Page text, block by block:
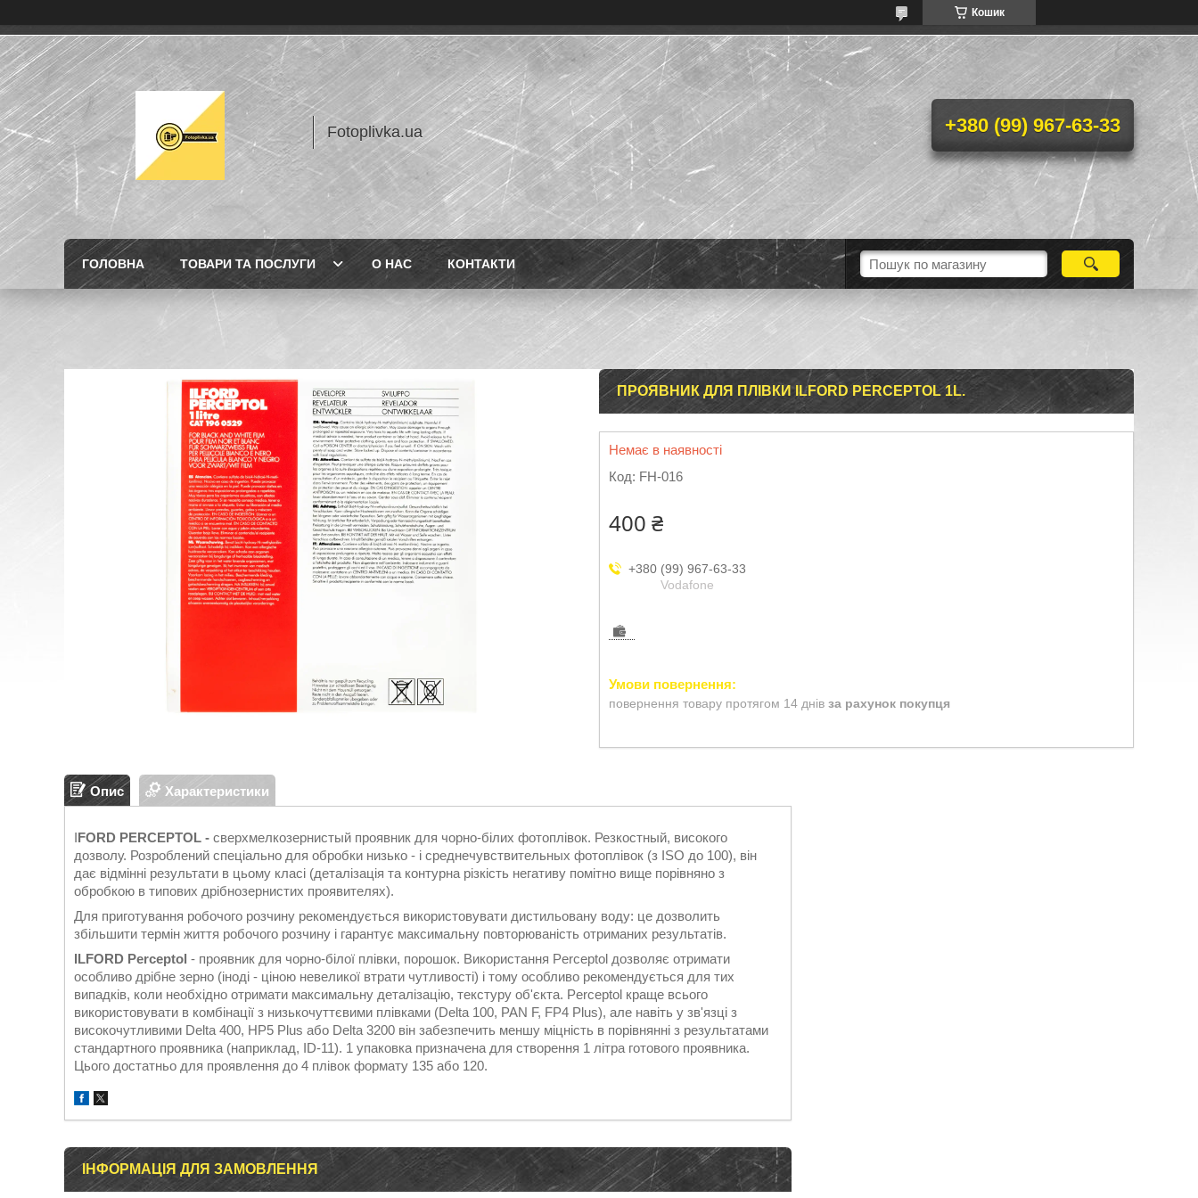
Кошик
Fotoplivka.ua +380 (99) 967-63-33
ГОЛОВНА ТОВАРИ ТА ПОСЛУГИ О НАС КОНТАКТИ
ПРОЯВНИК ДЛЯ ПЛІВКИ ILFORD PERCEPTOL 1L.
Немає в наявності
Код: FH-016
400 ₴
+380 (99) 967-63-33
Vodafone
повернення товару протягом 14 днів за рахунок покупця
Опис Характеристики
IFORD PERCEPTOL - сверхмелкозернистый проявник для чорно-білих фотоплівок. Резкостный, високого
дозволу. Розроблений спеціально для обробки низько - і среднечувствительных фотоплівок (з ISO до 100), він
дає відмінні результати в цьому класі (деталізація та контурна різкість негативу помітно вище порівняно з
обробкою в типових дрібнозернистих проявителях).
Для приготування робочого розчину рекомендується використовувати дистильовану воду: це дозволить
збільшити термін життя робочого розчину і гарантує максимальну повторюваність отриманих результатів.
ILFORD Perceptol - проявник для чорно-білої плівки, порошок. Використання Perceptol дозволяє отримати
особливо дрібне зерно (іноді - ціною невеликої втрати чутливості) і тому особливо рекомендується для тих
випадків, коли необхідно отримати максимальну деталізацію, текстуру об'єкта. Perceptol краще всього
використовувати в комбінації з низькочуттєвими плівками (Delta 100, PAN F, FP4 Plus), але навіть у зв'язці з
високочутливими Delta 400, HP5 Plus або Delta 3200 він забезпечить меншу міцність в порівнянні з результатами
стандартного проявника (наприклад, ID-11). 1 упаковка призначена для створення 1 літра готового проявника.
Цього достатньо для проявлення до 4 плівок формату 135 або 120.
ІНФОРМАЦІЯ ДЛЯ ЗАМОВЛЕННЯ